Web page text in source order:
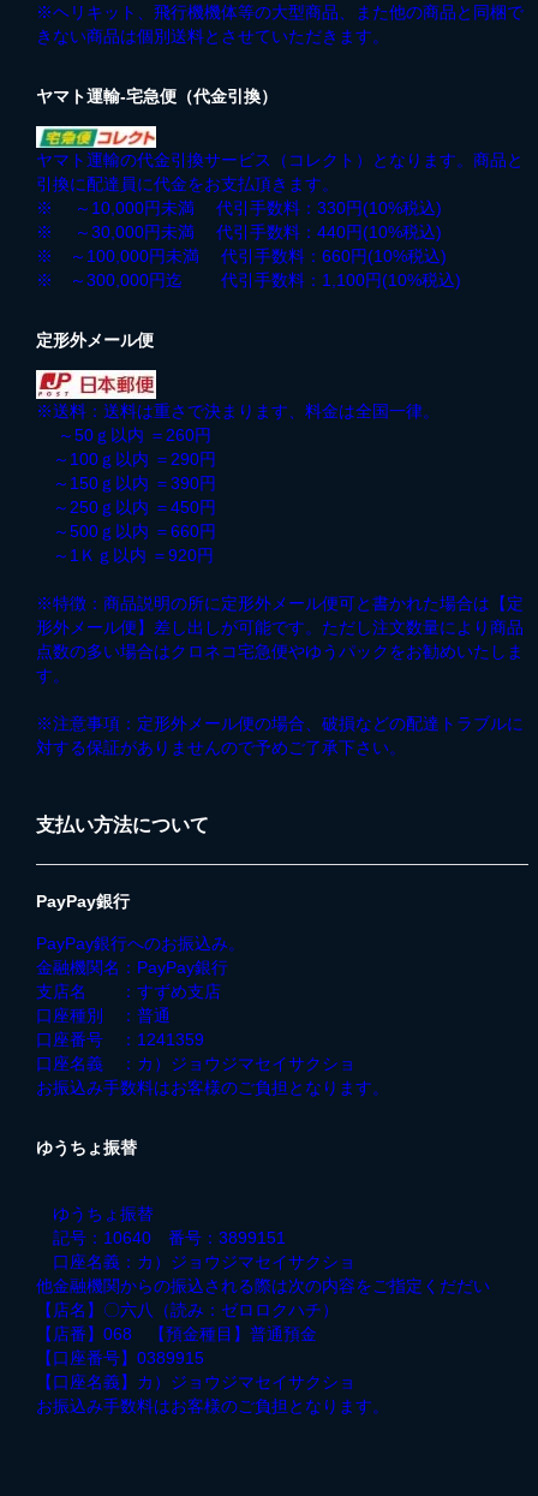
※ヘリキット、飛行機機体等の大型商品、また他の商品と同梱で
きない商品は個別送料とさせていただきます。
ヤマト運輸-宅急便（代金引換）
ヤマト運輸の代金引換サービス（コレクト）となります。商品と
引換に配達員に代金をお支払頂きます。
※ ～10,000円未満 代引手数料：330円(10%税込)
※ ～30,000円未満 代引手数料：440円(10%税込)
※ ～100,000円未満 代引手数料：660円(10%税込)
※ ～300,000円迄 代引手数料：1,100円(10%税込)
定形外メール便
※送料：送料は重さで決まります、料金は全国一律。
～50ｇ以内 ＝260円
～100ｇ以内 ＝290円
～150ｇ以内 ＝390円
～250ｇ以内 ＝450円
～500ｇ以内 ＝660円
～1Ｋｇ以内 ＝920円
※特徴：商品説明の所に定形外メール便可と書かれた場合は【定
形外メール便】差し出しが可能です。ただし注文数量により商品
点数の多い場合はクロネコ宅急便やゆうパックをお勧めいたしま
す。
※注意事項：定形外メール便の場合、破損などの配達トラブルに
対する保証がありませんので予めご了承下さい。
支払い方法について
PayPay銀行
PayPay銀行へのお振込み。
金融機関名：PayPay銀行
支店名 ：すずめ支店
口座種別 ：普通
口座番号 ：1241359
口座名義 ：カ）ジョウジマセイサクショ
お振込み手数料はお客様のご負担となります。
ゆうちょ振替
ゆうちょ振替
記号：10640 番号：3899151
口座名義：カ）ジョウジマセイサクショ
他金融機関からの振込される際は次の内容をご指定くだだい
【店名】〇六八（読み：ゼロロクハチ）
【店番】068 【預金種目】普通預金
【口座番号】0389915
【口座名義】カ）ジョウジマセイサクショ
お振込み手数料はお客様のご負担となります。